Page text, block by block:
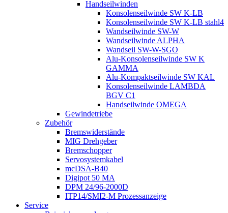
Handseilwinden
Konsolenseilwinde SW K-LB
Konsolenseilwinde SW K-LB stahl4
Wandseilwinde SW-W
Wandseilwinde ALPHA
Wandseil SW-W-SGO
Alu-Konsolenseilwinde SW K
GAMMA
Alu-Kompaktseilwinde SW KAL
Konsolenseilwinde LAMBDA
BGV C1
Handseilwinde OMEGA
Gewindetriebe
Zubehör
Bremswiderstände
MIG Drehgeber
Bremschopper
Servosystemkabel
mcDSA-B40
Digipot 50 MA
DPM 24/96-2000D
ITP14/SMI2-M Prozessanzeige
Service